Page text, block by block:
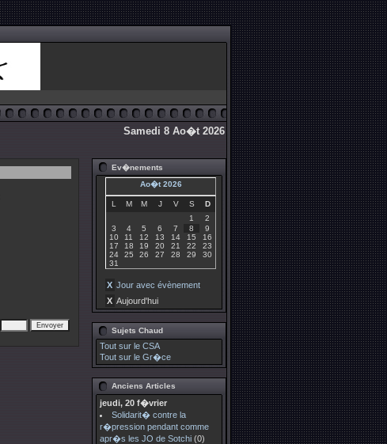
Samedi 8 Ao�t 2026
Ev�nements
Ao�t 2026
L M M J V S
D
1
2
3
4 5 6 7 8
9
10
11 12 13 14 15
16
17
18 19 20 21 22
23
24
25 26 27 28 29
30
31
X Jour avec évènement
X Aujourd'hui
Sujets Chaud
Tout sur le CSA
Tout sur le Gr�ce
Anciens Articles
jeudi, 20 f�vrier
Solidarit� contre la
r�pression pendant comme
apr�s les JO de Sotchi (0)